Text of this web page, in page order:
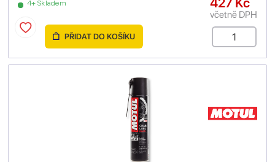
4+ Skladem
včetně DPH
PŘIDAT DO KOŠÍKU